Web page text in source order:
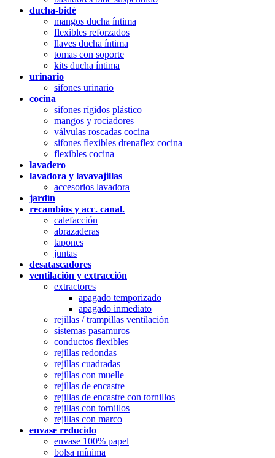
ducha-bidé
mangos ducha íntima
flexibles reforzados
llaves ducha íntima
tomas con soporte
kits ducha íntima
urinario
sifones urinario
cocina
sifones rígidos plástico
mangos y rociadores
válvulas roscadas cocina
sifones flexibles drenaflex cocina
flexibles cocina
lavadero
lavadora y lavavajillas
accesorios lavadora
jardín
recambios y acc. canal.
calefacción
abrazaderas
tapones
juntas
desatascadores
ventilación y extracción
extractores
apagado temporizado
apagado inmediato
rejillas / trampillas ventilación
sistemas pasamuros
conductos flexibles
rejillas redondas
rejillas cuadradas
rejillas con muelle
rejillas de encastre
rejillas de encastre con tornillos
rejillas con tornillos
rejillas con marco
envase reducido
envase 100% papel
bolsa mínima